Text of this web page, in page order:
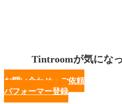
Tintroomが気にな
お問い合わせ・ご依頼
パフォーマー登録